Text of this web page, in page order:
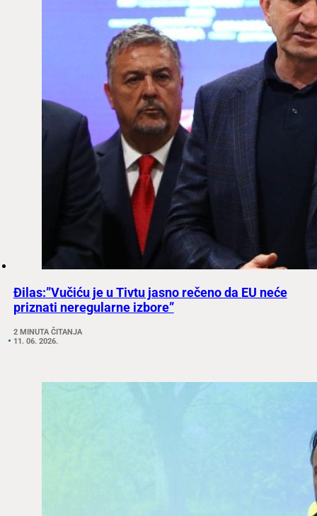
Đilas:”Vučiću je u Tivtu jasno rečeno da EU neće
priznati neregularne izbore”
2 MINUTA ČITANJA
11. 06. 2026.